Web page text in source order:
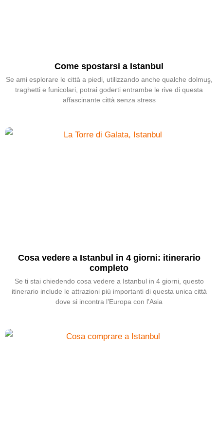
Come spostarsi a Istanbul
Se ami esplorare le città a piedi, utilizzando anche qualche dolmuş,
traghetti e funicolari, potrai goderti entrambe le rive di questa
affascinante città senza stress
Cosa vedere a Istanbul in 4 giorni: itinerario
completo
Se ti stai chiedendo cosa vedere a Istanbul in 4 giorni, questo
itinerario include le attrazioni più importanti di questa unica città
dove si incontra l’Europa con l’Asia